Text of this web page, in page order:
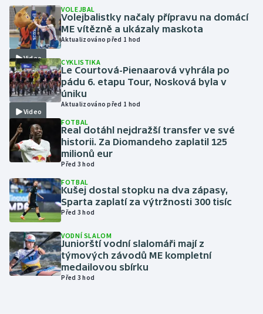
Jezdectví
Judo
Krasobruslení
Lezení
Lyže a snowboard
Moderní pětiboj
Motorsport
Olympijské hry
Parasport
Plavání
Video
VOLEJBAL
Volejbalistky načaly přípravu na domácí
ME vítězně a ukázaly maskota
Aktualizováno před 1 hod
Video
CYKLISTIKA
Le Courtová-Pienaarová vyhrála po
pádu 6. etapu Tour, Nosková byla v
úniku
Aktualizováno před 1 hod
FOTBAL
Real dotáhl nejdražší transfer ve své
historii. Za Diomandeho zaplatil 125
milionů eur
Před 3 hod
FOTBAL
Kušej dostal stopku na dva zápasy,
Sparta zaplatí za výtržnosti 300 tisíc
Před 3 hod
VODNÍ SLALOM
Juniorští vodní slalomáři mají z
týmových závodů ME kompletní
medailovou sbírku
Před 3 hod